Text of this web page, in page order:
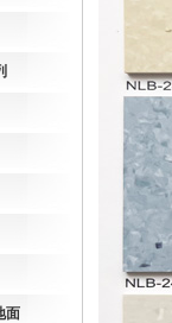
面